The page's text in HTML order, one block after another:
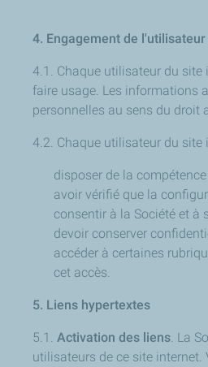
4. Engagement de l'utilisateur
4.1. Chaque utilisateur du
faire usage. Les informations
personnelles au sens du droit
4.2. Chaque utilisateur du site
disposer de la
avoir vérifié que la
consentir à la Société et à
devoir conserver
accéder à certaines
cet accès.
5. Liens hypertextes
5.1. Activation des liens . La
utilisateurs de ce site